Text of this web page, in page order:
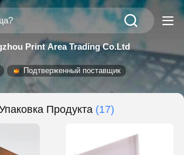
Print Area Trading Co.Ltd
Подтверженный поставщик
Продукта (17)